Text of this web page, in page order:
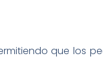
que los